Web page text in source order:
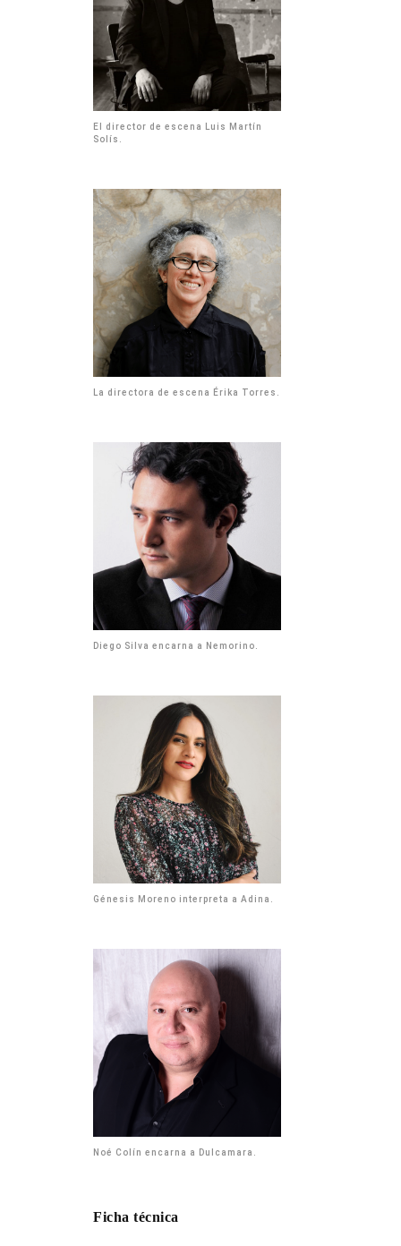
El director de escena Luis Martín
Solís.
La directora de escena Érika Torres.
Diego Silva encarna a Nemorino.
Génesis Moreno interpreta a Adina.
Noé Colín encarna a Dulcamara.
Ficha técnica